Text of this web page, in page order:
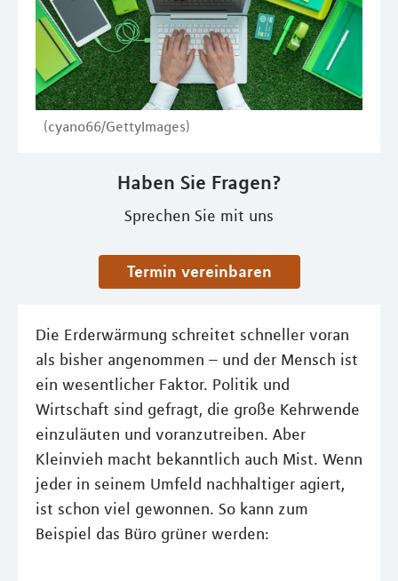
(cyano66/GettyImages)
Haben Sie Fragen?
Sprechen Sie mit uns
Termin vereinbaren
Die Erderwärmung schreitet schneller voran
als bisher angenommen – und der Mensch ist
ein wesentlicher Faktor. Politik und
Wirtschaft sind gefragt, die große Kehrwende
einzuläuten und voranzutreiben. Aber
Kleinvieh macht bekanntlich auch Mist. Wenn
jeder in seinem Umfeld nachhaltiger agiert,
ist schon viel gewonnen. So kann zum
Beispiel das Büro grüner werden: